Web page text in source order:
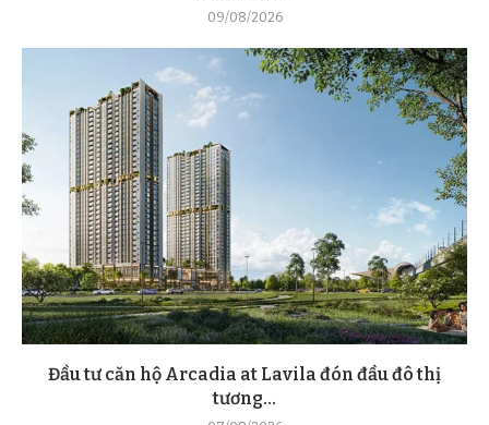
09/08/2026
Đầu tư căn hộ Arcadia at Lavila đón đầu đô thị
tương...